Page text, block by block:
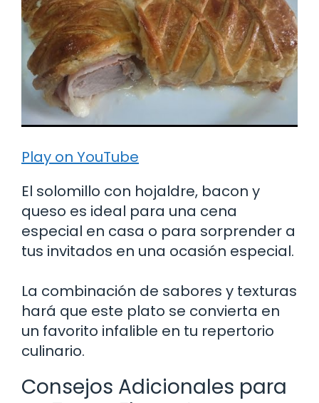
Play on YouTube
El solomillo con hojaldre, bacon y
queso es ideal para una cena
especial en casa o para sorprender a
tus invitados en una ocasión especial.
La combinación de sabores y texturas
hará que este plato se convierta en
un favorito infalible en tu repertorio
culinario.
Consejos Adicionales para